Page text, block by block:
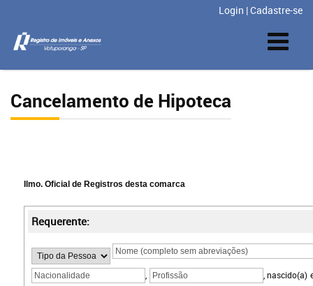
Login |Cadastre-se
Cancelamento de Hipoteca
Ilmo. Oficial de Registros desta comarca
Requerente:
, nascido(a)